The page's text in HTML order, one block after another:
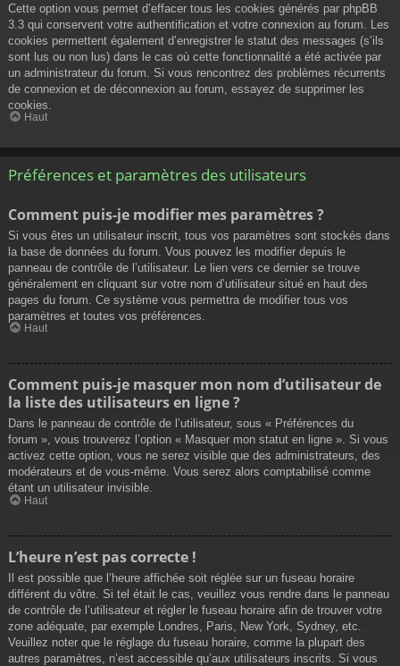
Cette option vous permet d’effacer tous les cookies générés par phpBB
3.3 qui conservent votre authentification et votre connexion au forum. Les
cookies permettent également d’enregistrer le statut des messages (s’ils
sont lus ou non lus) dans le cas où cette fonctionnalité a été activée par
un administrateur du forum. Si vous rencontrez des problèmes récurrents
de connexion et de déconnexion au forum, essayez de supprimer les
cookies.
Haut
Préférences et paramètres des utilisateurs
Comment puis-je modifier mes paramètres ?
Si vous êtes un utilisateur inscrit, tous vos paramètres sont stockés dans
la base de données du forum. Vous pouvez les modifier depuis le
panneau de contrôle de l’utilisateur. Le lien vers ce dernier se trouve
généralement en cliquant sur votre nom d’utilisateur situé en haut des
pages du forum. Ce système vous permettra de modifier tous vos
paramètres et toutes vos préférences.
Haut
Comment puis-je masquer mon nom d’utilisateur de
la liste des utilisateurs en ligne ?
Dans le panneau de contrôle de l’utilisateur, sous « Préférences du
forum », vous trouverez l’option « Masquer mon statut en ligne ». Si vous
activez cette option, vous ne serez visible que des administrateurs, des
modérateurs et de vous-même. Vous serez alors comptabilisé comme
étant un utilisateur invisible.
Haut
L’heure n’est pas correcte !
Il est possible que l’heure affichée soit réglée sur un fuseau horaire
différent du vôtre. Si tel était le cas, veuillez vous rendre dans le panneau
de contrôle de l’utilisateur et régler le fuseau horaire afin de trouver votre
zone adéquate, par exemple Londres, Paris, New York, Sydney, etc.
Veuillez noter que le réglage du fuseau horaire, comme la plupart des
autres paramètres, n’est accessible qu’aux utilisateurs inscrits. Si vous